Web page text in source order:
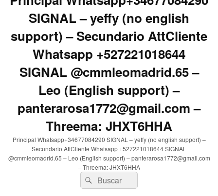
SIGNAL – yeffy (no english
support) – Secundario AttCliente
Whatsapp +527221018644
SIGNAL @cmmleomadrid.65 –
Leo (English support) –
panterarosa1772@gmail.com –
Threema: JHXT6HHA
Principal Whatsapp+34677084290 SIGNAL – yeffy (no english support) –
Secundario AttCliente Whatsapp +527221018644 SIGNAL
@cmmleomadrid.65 – Leo (English support) – panterarosa1772@gmail.com
– Threema: JHXT6HHA
Buscar
por:
Buscar